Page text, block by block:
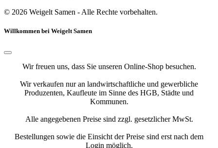
© 2026 Weigelt Samen - Alle Rechte vorbehalten.
Willkommen bei Weigelt Samen
Wir freuen uns, dass Sie unseren Online-Shop besuchen.
Wir verkaufen nur an landwirtschaftliche und gewerbliche
Produzenten, Kaufleute im Sinne des HGB, Städte und
Kommunen.
Alle angegebenen Preise sind zzgl. gesetzlicher MwSt.
Bestellungen sowie die Einsicht der Preise sind erst nach dem
Login möglich.